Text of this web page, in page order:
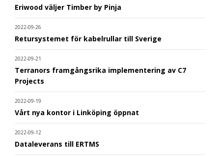
Eriwood väljer Timber by Pinja
2022-09-26
Retursystemet för kabelrullar till Sverige
2022-09-21
Terranors framgångsrika implementering av C7
Projects
2022-09-19
Vårt nya kontor i Linköping öppnat
2022-09-12
Dataleverans till ERTMS